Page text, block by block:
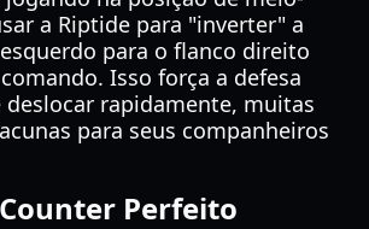
a Riptide para "inverter" a
para o flanco direito
Isso força a defesa
deslocar rapidamente, muitas
para seus companheiros
Perfeito